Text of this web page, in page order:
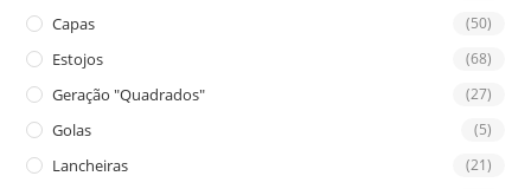
Capas (50)
Estojos (68)
Geração "Quadrados" (27)
Golas (5)
Lancheiras (21)